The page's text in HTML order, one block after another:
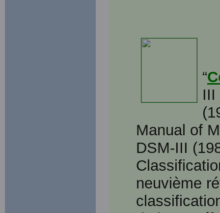
“
III
Manual of
DSM-III
neuvième